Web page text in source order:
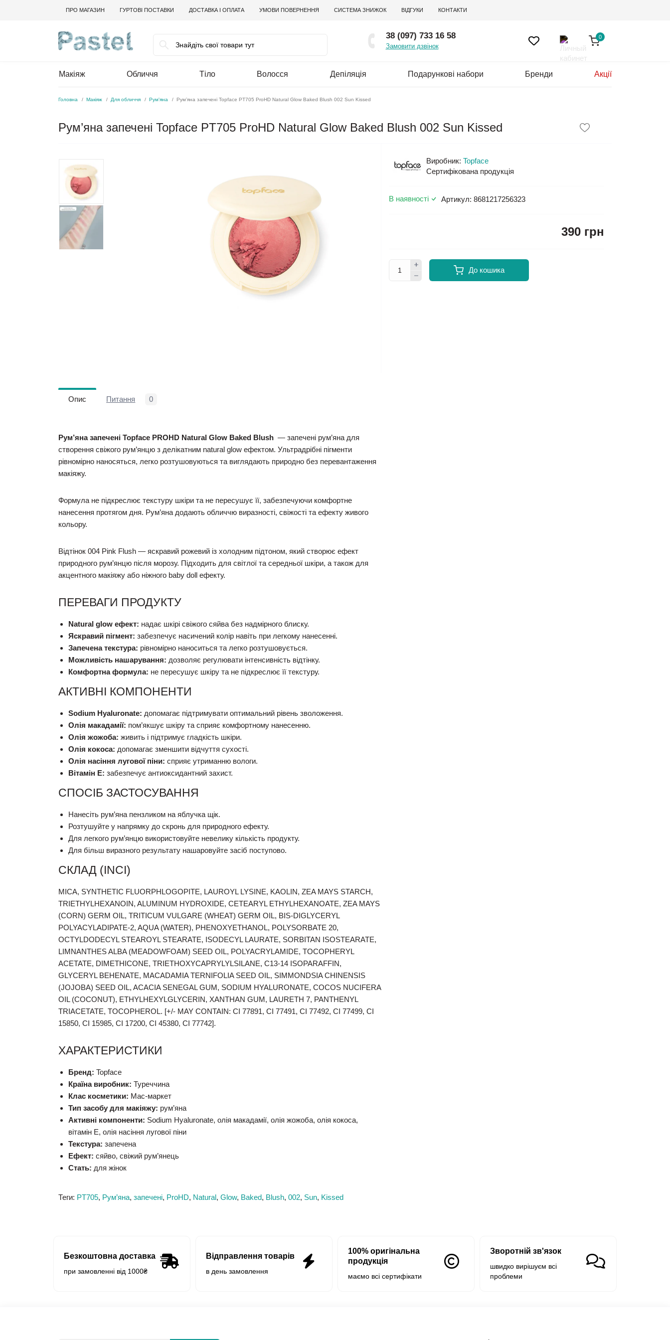
ПРО МАГАЗИН ГУРТОВІ ПОСТАВКИ ДОСТАВКА І ОПЛАТА УМОВИ ПОВЕРНЕННЯ СИСТЕМА ЗНИЖОК ВІДГУКИ КОНТАКТИ
38 (097) 733 16 58
Замовити дзвінок
0
Макіяж Обличчя Тіло Волосся Депіляція Подарункові набори Бренди Акції
Головна Макіяж Для обличчя Рум'яна Рум’яна запечені Topface PT705 ProHD Natural Glow Baked Blush 002 Sun Kissed
Рум’яна запечені Topface PT705 ProHD Natural Glow Baked Blush 002 Sun Kissed
Виробник: Topface
Сертифікована продукція
В наявності Артикул: 8681217256323
390 грн
До кошика
Опис Питання 0
Рум’яна запечені Topface PROHD Natural Glow Baked Blush — запечені рум’яна для
створення свіжого рум’янцю з делікатним natural glow ефектом. Ультрадрібні пігменти
рівномірно наносяться, легко розтушовуються та виглядають природно без перевантаження
макіяжу.
Формула не підкреслює текстуру шкіри та не пересушує її, забезпечуючи комфортне
нанесення протягом дня. Рум’яна додають обличчю виразності, свіжості та ефекту живого
кольору.
Відтінок 004 Pink Flush — яскравий рожевий із холодним підтоном, який створює ефект
природного рум’янцю після морозу. Підходить для світлої та середньої шкіри, а також для
акцентного макіяжу або ніжного baby doll ефекту.
ПЕРЕВАГИ ПРОДУКТУ
Natural glow ефект: надає шкірі свіжого сяйва без надмірного блиску.
Яскравий пігмент: забезпечує насичений колір навіть при легкому нанесенні.
Запечена текстура: рівномірно наноситься та легко розтушовується.
Можливість нашарування: дозволяє регулювати інтенсивність відтінку.
Комфортна формула: не пересушує шкіру та не підкреслює її текстуру.
АКТИВНІ КОМПОНЕНТИ
Sodium Hyaluronate: допомагає підтримувати оптимальний рівень зволоження.
Олія макадамії: пом’якшує шкіру та сприяє комфортному нанесенню.
Олія жожоба: живить і підтримує гладкість шкіри.
Олія кокоса: допомагає зменшити відчуття сухості.
Олія насіння лугової піни: сприяє утриманню вологи.
Вітамін E: забезпечує антиоксидантний захист.
СПОСІБ ЗАСТОСУВАННЯ
Нанесіть рум’яна пензликом на яблучка щік.
Розтушуйте у напрямку до скронь для природного ефекту.
Для легкого рум’янцю використовуйте невелику кількість продукту.
Для більш виразного результату нашаровуйте засіб поступово.
СКЛАД (INCI)
MICA, SYNTHETIC FLUORPHLOGOPITE, LAUROYL LYSINE, KAOLIN, ZEA MAYS STARCH,
TRIETHYLHEXANOIN, ALUMINUM HYDROXIDE, CETEARYL ETHYLHEXANOATE, ZEA MAYS
(CORN) GERM OIL, TRITICUM VULGARE (WHEAT) GERM OIL, BIS-DIGLYCERYL
POLYACYLADIPATE-2, AQUA (WATER), PHENOXYETHANOL, POLYSORBATE 20,
OCTYLDODECYL STEAROYL STEARATE, ISODECYL LAURATE, SORBITAN ISOSTEARATE,
LIMNANTHES ALBA (MEADOWFOAM) SEED OIL, POLYACRYLAMIDE, TOCOPHERYL
ACETATE, DIMETHICONE, TRIETHOXYCAPRYLYLSILANE, C13-14 ISOPARAFFIN,
GLYCERYL BEHENATE, MACADAMIA TERNIFOLIA SEED OIL, SIMMONDSIA CHINENSIS
(JOJOBA) SEED OIL, ACACIA SENEGAL GUM, SODIUM HYALURONATE, COCOS NUCIFERA
OIL (COCONUT), ETHYLHEXYLGLYCERIN, XANTHAN GUM, LAURETH 7, PANTHENYL
TRIACETATE, TOCOPHEROL. [+/- MAY CONTAIN: CI 77891, CI 77491, CI 77492, CI 77499, CI
15850, CI 15985, CI 17200, CI 45380, CI 77742].
ХАРАКТЕРИСТИКИ
Бренд: Topface
Країна виробник: Туреччина
Клас косметики: Мас-маркет
Тип засобу для макіяжу: рум’яна
Активні компоненти: Sodium Hyaluronate, олія макадамії, олія жожоба, олія кокоса,
вітамін E, олія насіння лугової піни
Текстура: запечена
Ефект: сяйво, свіжий рум’янець
Стать: для жінок
Теги: PT705, Рум’яна, запечені, ProHD, Natural, Glow, Baked, Blush, 002, Sun, Kissed
Безкоштовна доставка
при замовленні від 1000₴
Відправлення товарів
в день замовлення
100% оригінальна
продукція
маємо всі сертифікати
Зворотній зв'язок
швидко вирішуєм всі
проблеми